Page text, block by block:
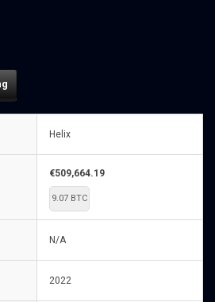
Helix
€509,664.19
9.07 BTC
N/A
2022